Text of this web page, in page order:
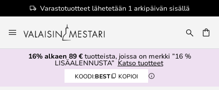
Varastotuotteet lähetetään 1 arkipäivän sisällä
to
Content
16% alkaen 89 €tuotteista, joissa on merkki ”16 %
LISÄALENNUSTA” Katso tuotteet
KOODI:BEST KOPIOI